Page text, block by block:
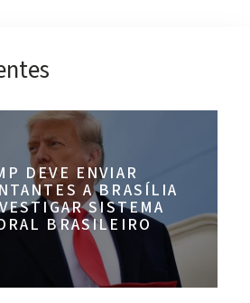
DEVE ENVIAR
A BRASÍLIA
SISTEMA
BRASILEIRO